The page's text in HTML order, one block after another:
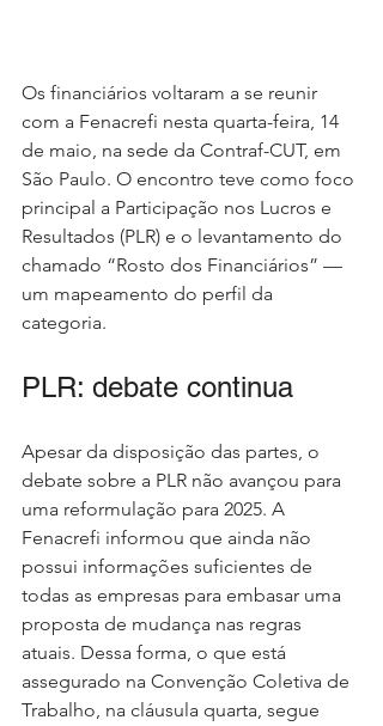
Os financiários voltaram a se reunir
com a Fenacrefi nesta quarta-feira, 14
de maio, na sede da Contraf-CUT, em
São Paulo. O encontro teve como foco
principal a Participação nos Lucros e
Resultados (PLR) e o levantamento do
chamado “Rosto dos Financiários” —
um mapeamento do perfil da
categoria.
PLR: debate continua
Apesar da disposição das partes, o
debate sobre a PLR não avançou para
uma reformulação para 2025. A
Fenacrefi informou que ainda não
possui informações suficientes de
todas as empresas para embasar uma
proposta de mudança nas regras
atuais. Dessa forma, o que está
assegurado na Convenção Coletiva de
Trabalho, na cláusula quarta, segue